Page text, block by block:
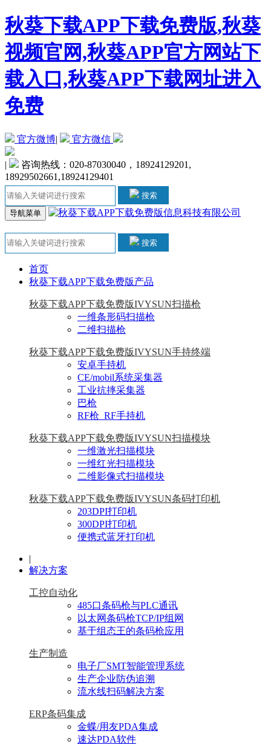
秋葵下载APP下载免费版,秋葵
视频官网,秋葵APP官方网站下
载入口,秋葵APP下载网址进入
免费
官方微博| 官方微信
|
咨询热线：020-87030040，18924129201,
18929502661,18924129401
搜索
导航菜单
搜索
首页
秋葵下载APP下载免费版产品
秋葵下载APP下载免费版IVYSUN扫描枪
一维条形码扫描枪
二维扫描枪
秋葵下载APP下载免费版IVYSUN手持终端
安卓手持机
CE/mobil系统采集器
工业抗摔采集器
巴枪
RF枪_RF手持机
秋葵下载APP下载免费版IVYSUN扫描模块
一维激光扫描模块
一维红光扫描模块
二维影像式扫描模块
秋葵下载APP下载免费版IVYSUN条码打印机
203DPI打印机
300DPI打印机
便携式蓝牙打印机
|
解决方案
工控自动化
485口条码枪与PLC通讯
以太网条码枪TCP/IP组网
基于组态王的条码枪应用
生产制造
电子厂SMT智能管理系统
生产企业防伪追溯
流水线扫码解决方案
ERP条码集成
金蝶/用友PDA集成
速达PDA软件